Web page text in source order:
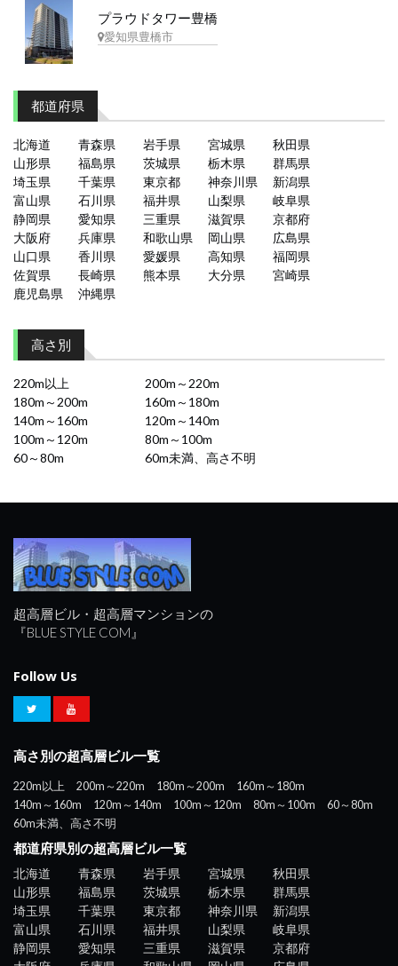
プラウドタワー豊橋
愛知県豊橋市
都道府県
北海道 青森県 岩手県 宮城県
秋田県
山形県
福島県 茨城県 栃木県
群馬県
埼玉県
千葉県 東京都 神奈川県
新潟県
富山県
石川県 福井県 山梨県
岐阜県
静岡県
愛知県 三重県 滋賀県
京都府
大阪府
兵庫県 和歌山県 岡山県
広島県
山口県
香川県 愛媛県 高知県
福岡県
佐賀県
長崎県 熊本県 大分県
宮崎県
鹿児島県
沖縄県
高さ別
220m以上
200m～220m
180m～200m
160m～180m
140m～160m
120m～140m
100m～120m
80m～100m
60～80m
60m未満、高さ不明
超高層ビル・超高層マンションの
『BLUE STYLE COM』
Follow Us
高さ別の超高層ビル一覧
220m以上 200m～220m 180m～200m
160m～180m
140m～160m
120m～140m 100m～120m 80m～100m
60～80m
60m未満、高さ不明
都道府県別の超高層ビル一覧
北海道 青森県 岩手県 宮城県
秋田県
山形県
福島県 茨城県 栃木県
群馬県
埼玉県
千葉県 東京都 神奈川県
新潟県
富山県
石川県 福井県 山梨県
岐阜県
静岡県
愛知県 三重県 滋賀県
京都府